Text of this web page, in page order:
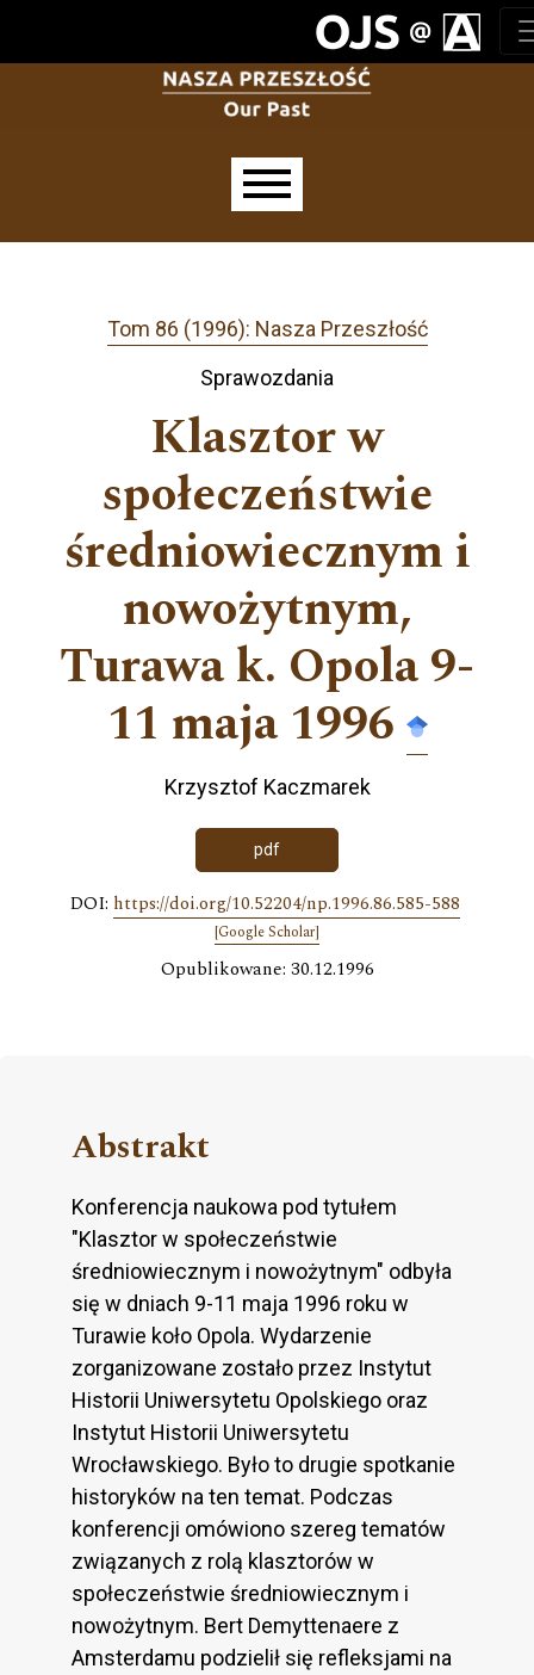
Tom 86 (1996): Nasza Przeszłość
Sprawozdania
Klasztor w
społeczeństwie
średniowiecznym i
nowożytnym,
Turawa k. Opola 9-
11 maja 1996
Krzysztof Kaczmarek
pdf
DOI: https://doi.org/10.52204/np.1996.86.585-588
[Google Scholar]
Opublikowane: 30.12.1996
Abstrakt
Konferencja naukowa pod tytułem
"Klasztor w społeczeństwie
średniowiecznym i nowożytnym" odbyła
się w dniach 9-11 maja 1996 roku w
Turawie koło Opola. Wydarzenie
zorganizowane zostało przez Instytut
Historii Uniwersytetu Opolskiego oraz
Instytut Historii Uniwersytetu
Wrocławskiego. Było to drugie spotkanie
historyków na ten temat. Podczas
konferencji omówiono szereg tematów
związanych z rolą klasztorów w
społeczeństwie średniowiecznym i
nowożytnym. Bert Demyttenaere z
Amsterdamu podzielił się refleksjami na